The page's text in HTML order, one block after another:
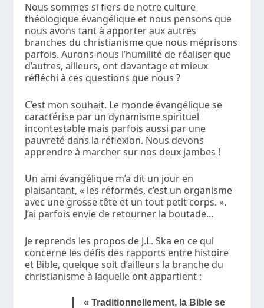
Nous sommes si fiers de notre culture
théologique évangélique et nous pensons que
nous avons tant à apporter aux autres
branches du christianisme que nous méprisons
parfois. Aurons-nous l’humilité de réaliser que
d’autres, ailleurs, ont davantage et mieux
réfléchi à ces questions que nous ?
C’est mon souhait. Le monde évangélique se
caractérise par un dynamisme spirituel
incontestable mais parfois aussi par une
pauvreté dans la réflexion. Nous devons
apprendre à marcher sur nos deux jambes !
Un ami évangélique m’a dit un jour en
plaisantant, « les réformés, c’est un organisme
avec une grosse tête et un tout petit corps. ».
J’ai parfois envie de retourner la boutade…
Je reprends les propos de J.L. Ska en ce qui
concerne les défis des rapports entre histoire
et Bible, quelque soit d’ailleurs la branche du
christianisme à laquelle ont appartient :
« Traditionnellement, la Bible se